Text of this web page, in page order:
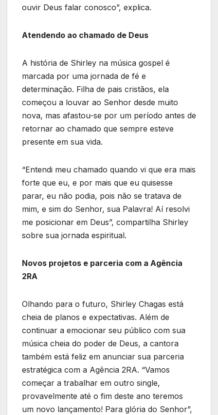
ouvir Deus falar conosco”, explica.
Atendendo ao chamado de Deus
A história de Shirley na música gospel é
marcada por uma jornada de fé e
determinação. Filha de pais cristãos, ela
começou a louvar ao Senhor desde muito
nova, mas afastou-se por um período antes de
retornar ao chamado que sempre esteve
presente em sua vida.
“Entendi meu chamado quando vi que era mais
forte que eu, e por mais que eu quisesse
parar, eu não podia, pois não se tratava de
mim, e sim do Senhor, sua Palavra! Aí resolvi
me posicionar em Deus”, compartilha Shirley
sobre sua jornada espiritual.
Novos projetos e parceria com a Agência
2RA
Olhando para o futuro, Shirley Chagas está
cheia de planos e expectativas. Além de
continuar a emocionar seu público com sua
música cheia do poder de Deus, a cantora
também está feliz em anunciar sua parceria
estratégica com a Agência 2RA. “Vamos
começar a trabalhar em outro single,
provavelmente até o fim deste ano teremos
um novo lançamento! Para glória do Senhor”,